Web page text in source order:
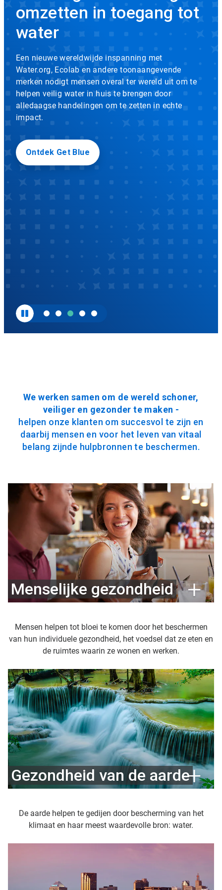
EcolabBack
ButtonSearch
IconFilter
Icon
uit
zetten.
de
puntjes
kunt
navigeren.
omzetten in toegang tot
water
Een nieuwe wereldwijde inspanning met
Water.org, Ecolab en andere toonaangevende
merken nodigt mensen overal ter wereld uit om te
helpen veilig water in huis te brengen door
alledaagse handelingen om te zetten in echte
impact.
Ontdek Get Blue
We werken samen om de wereld schoner,
veiliger en gezonder te maken -
helpen onze klanten om succesvol te zijn en
daarbij mensen en voor het leven van vitaal
belang zijnde hulpbronnen te beschermen.
Menselijke gezondheid
Mensen helpen tot bloei te komen door het beschermen
van hun individuele gezondheid, het voedsel dat ze eten en
de ruimtes waarin ze wonen en werken.
Gezondheid van de aarde
De aarde helpen te gedijen door bescherming van het
klimaat en haar meest waardevolle bron: water.